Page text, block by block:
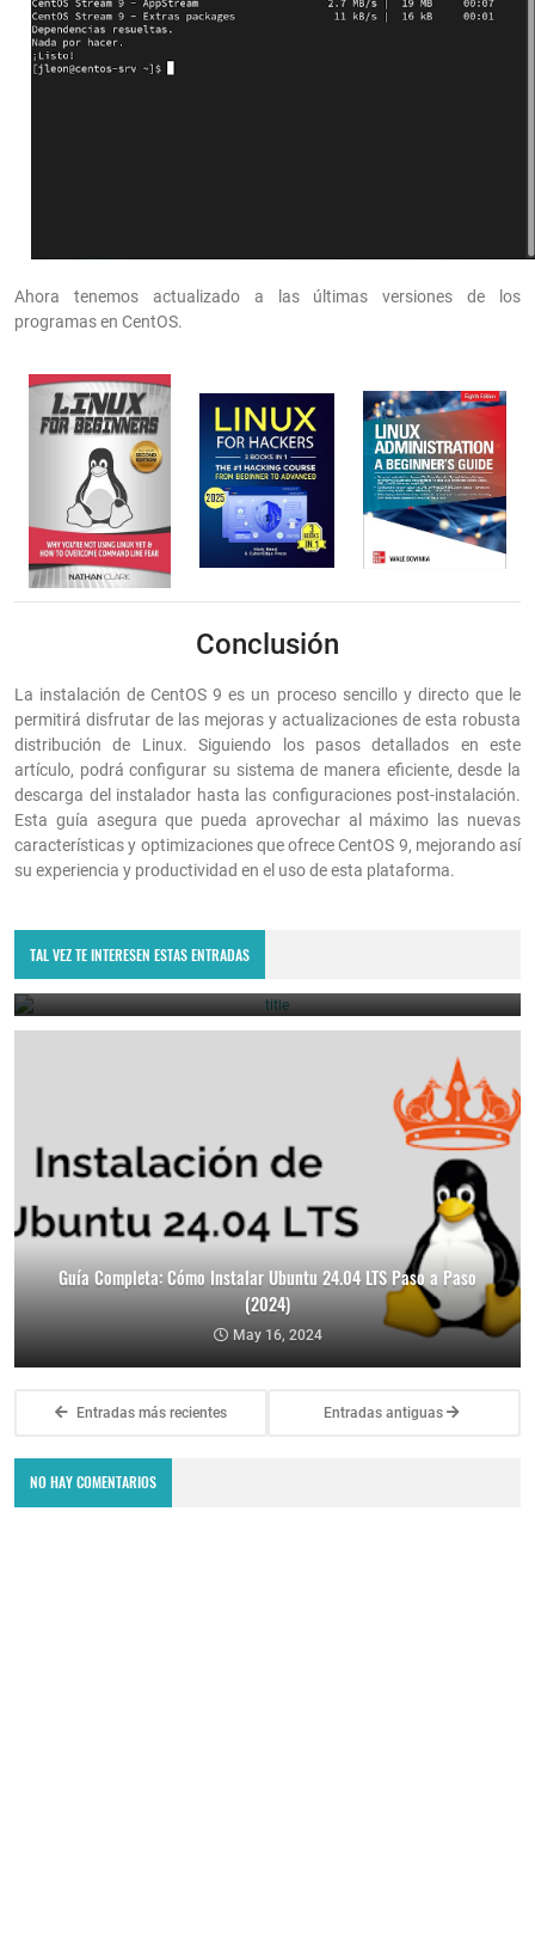
Ahora tenemos actualizado a las últimas versiones de los
programas en CentOS.
Conclusión
La instalación de CentOS 9 es un proceso sencillo y directo que le
permitirá disfrutar de las mejoras y actualizaciones de esta robusta
distribución de Linux. Siguiendo los pasos detallados en este
artículo, podrá configurar su sistema de manera eficiente, desde la
descarga del instalador hasta las configuraciones post-instalación.
Esta guía asegura que pueda aprovechar al máximo las nuevas
características y optimizaciones que ofrece CentOS 9, mejorando así
su experiencia y productividad en el uso de esta plataforma.
TAL VEZ TE INTERESEN ESTAS ENTRADAS
Guía de instalación de Docker en CentOS
June 24, 2024
Guía Completa: Cómo Instalar Ubuntu 24.04 LTS Paso a Paso
(2024)
May 16, 2024
Entradas más recientes Entradas antiguas
NO HAY COMENTARIOS